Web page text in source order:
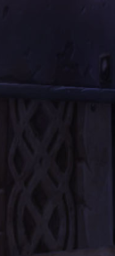
1: ПРИЧИНЫ И